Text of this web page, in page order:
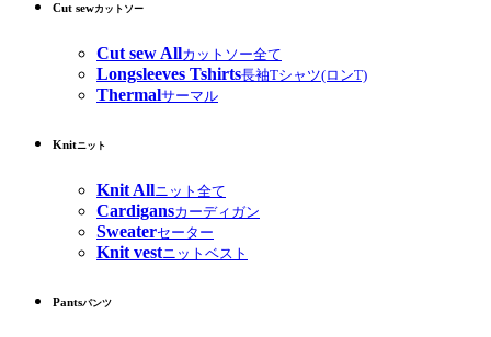
Cut sewカットソー
Cut sew Allカットソー全て
Longsleeves Tshirts長袖Tシャツ(ロンT)
Thermalサーマル
Knitニット
Knit Allニット全て
Cardigansカーディガン
Sweaterセーター
Knit vestニットベスト
Pantsパンツ